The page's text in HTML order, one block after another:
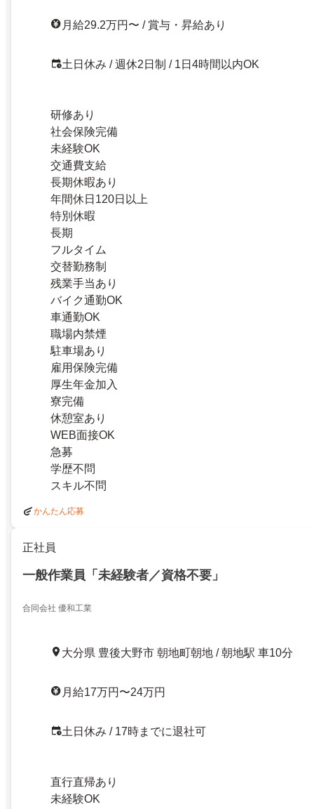
月給29.2万円〜 / 賞与・昇給あり
土日休み / 週休2日制 / 1日4時間以内OK
研修あり
社会保険完備
未経験OK
交通費支給
長期休暇あり
年間休日120日以上
特別休暇
長期
フルタイム
交替勤務制
残業手当あり
バイク通勤OK
車通勤OK
職場内禁煙
駐車場あり
雇用保険完備
厚生年金加入
寮完備
休憩室あり
WEB面接OK
急募
学歴不問
スキル不問
かんたん応募
正社員
一般作業員「未経験者／資格不要」
合同会社 優和工業
大分県 豊後大野市 朝地町朝地 / 朝地駅 車10分
月給17万円〜24万円
土日休み / 17時までに退社可
直行直帰あり
未経験OK